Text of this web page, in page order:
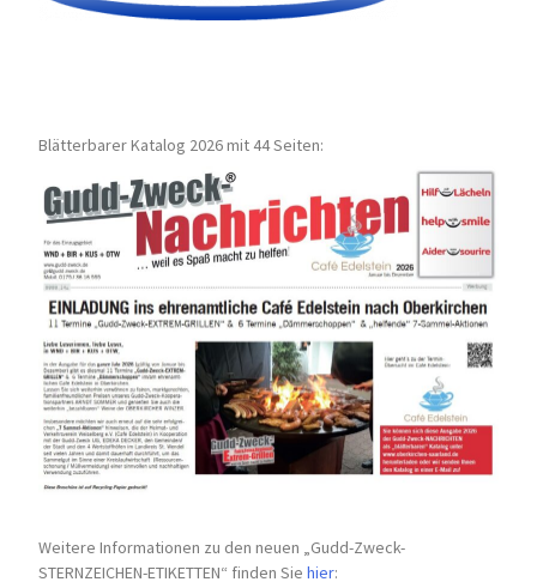
Blätterbarer Katalog 2026 mit 44 Seiten:
Weitere Informationen zu den neuen „Gudd-Zweck-
STERNZEICHEN-ETIKETTEN“ finden Siehier: